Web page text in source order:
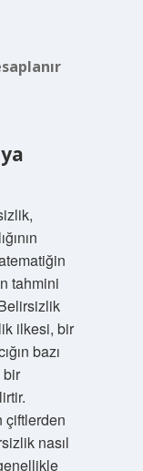
tahmini
ilkesi, bir
bazı
bir
çiftlerden
nasıl